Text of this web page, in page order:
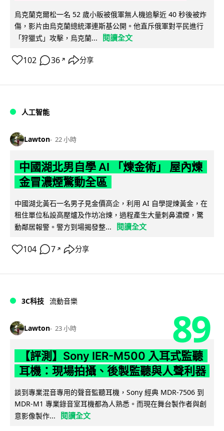
烏克蘭克爾松一名 52 歲小販被俄軍無人機追擊近 40 秒後被炸
傷，影片由烏克蘭總統澤連斯基公開。他直斥俄軍對平民進行
「狩獵式」攻擊，烏克蘭...
閱讀全文
102 36 ↗ 分享
人工智能
Lawton 22 小時
中國湖北男自學 AI 「煉金術」 屋內煉
金冒濃煙驚動全區
中國湖北黃石一名男子見金價高企，利用 AI 自學提煉黃金，在
租住單位私設高壓爐及作坊冶煉，過程產生大量刺鼻濃煙，驚
動鄰居報警。警方到場揭發整...
閱讀全文
104 7 ↗ 分享
3C科技 流動音樂
Lawton 23 小時 89
【評測】Sony IER-M500 入耳式監聽
耳機：現場拍攝、後製監聽與人聲利器
談到專業混音專用的聲音監聽耳機，Sony 經典 MDR-7506 到
MDR-M1 專業錄音室耳機都為人熟悉。而現在舞台製作者與創
意影像製作...
閱讀全文